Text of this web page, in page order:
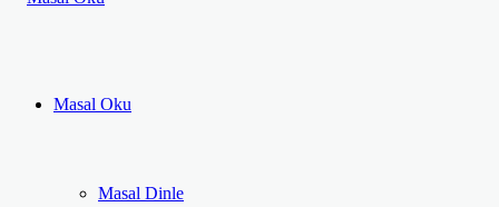
Masal Oku
Masal Dinle